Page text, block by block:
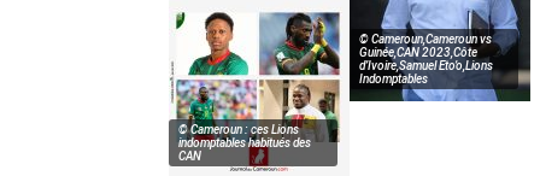
© Cameroun,Cameroun vs
Guinée,CAN 2023,Côte
d’Ivoire,Samuel Eto’o,Lions
Indomptables
© Cameroun : ces Lions
indomptables habitués des
CAN